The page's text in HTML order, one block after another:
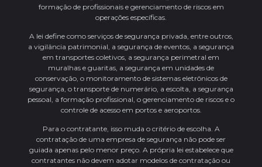
formação de profissionais e gerenciamento de riscos em
operações específicas.
A lei define como serviços de segurança privada, entre outros,
a vigilância patrimonial, a segurança de eventos, a segurança
em transportes coletivos, a segurança perimetral em
muralhas e guaritas, a segurança em unidades de
conservação, o monitoramento de sistemas eletrônicos de
segurança, o transporte de numerário, a escolta, a segurança
pessoal, a formação profissional, o gerenciamento de riscos e o
controle de acesso em portos e aeroportos.
Para o contratante, isso muda o critério de escolha. A
contratação de uma empresa de segurança não pode ser
guiada apenas pelo menor preço. A própria lei estabelece que
contratantes não devem adotar modelos de contratação ou